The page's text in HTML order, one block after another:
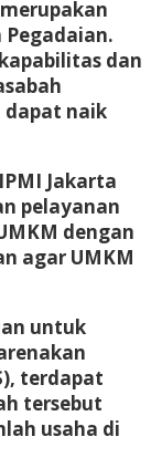
dan
dapat naik
Jakarta
pelayanan
dengan
agar UMKM
untuk
terdapat
tersebut
usaha di